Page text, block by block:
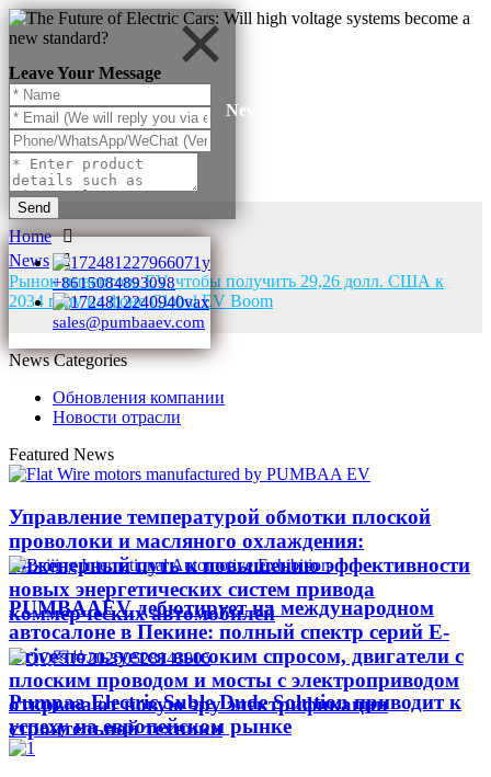
Leave Your Message
Send
+8615084893098
sales@pumbaaev.com
News
Home
News
Рынок инвертора EV, чтобы получить 29,26 долл. США к
2034 году на фоне Global EV Boom
News Categories
Обновления компании
Новости отрасли
Featured News
Управление температурой обмотки плоской
проволоки и масляного охлаждения:
инженерный путь к повышению эффективности
новых энергетических систем привода
коммерческих автомобилей
PUMBAAEV дебютирует на международном
автосалоне в Пекине: полный спектр серий E-
Drive пользуется высоким спросом, двигатели с
плоским проводом и мосты с электроприводом
открывают новую эру электрификации
строительной техники
Pumpaa Electric Suble Dude Solution приводит к
успеху на европейском рынке